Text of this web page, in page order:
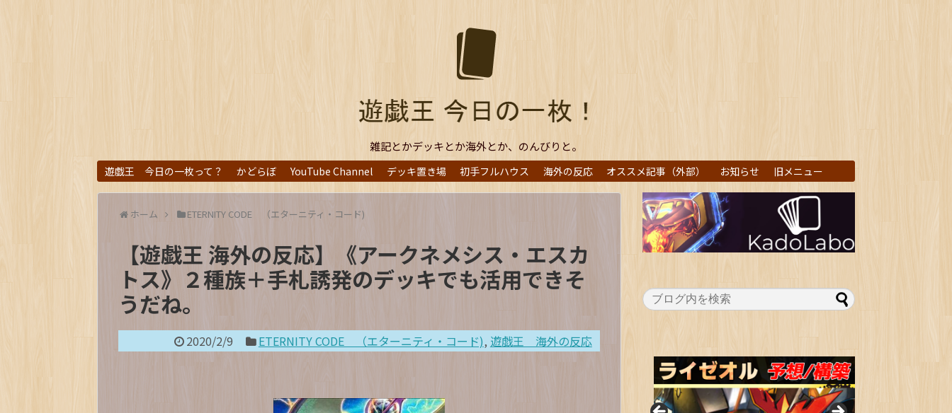
雑記とかデッキとか海外とか、のんびりと。
遊戯王 今日の一枚って？ かどらぼ YouTube Channel デッキ置き場 初手フルハウス 海外の反応 オススメ記事（外部） お知らせ 旧メニュー
ホーム ETERNITY CODE （エターニティ・コード)
【遊戯王 海外の反応】《アークネメシス・エスカ
トス》２種族＋手札誘発のデッキでも活用できそ
うだね。
2020/2/9 ETERNITY CODE （エターニティ・コード), 遊戯王 海外の反応